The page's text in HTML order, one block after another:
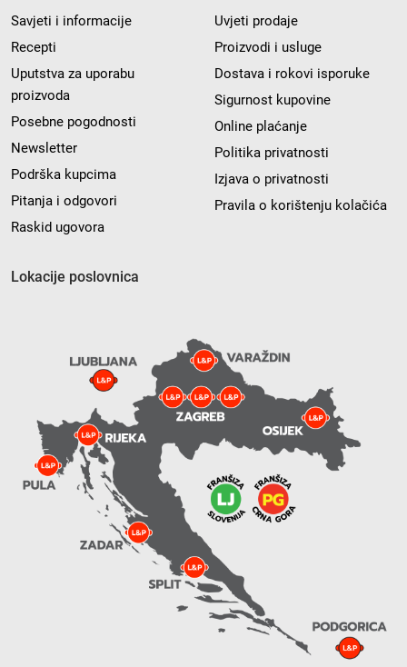
Savjeti i informacije
Recepti
Uputstva za uporabu
proizvoda
Posebne pogodnosti
Newsletter
Podrška kupcima
Pitanja i odgovori
Raskid ugovora
Uvjeti prodaje
Proizvodi i usluge
Dostava i rokovi isporuke
Sigurnost kupovine
Online plaćanje
Politika privatnosti
Izjava o privatnosti
Pravila o korištenju kolačića
Lokacije poslovnica